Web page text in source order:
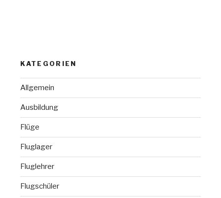
KATEGORIEN
Allgemein
Ausbildung
Flüge
Fluglager
Fluglehrer
Flugschüler